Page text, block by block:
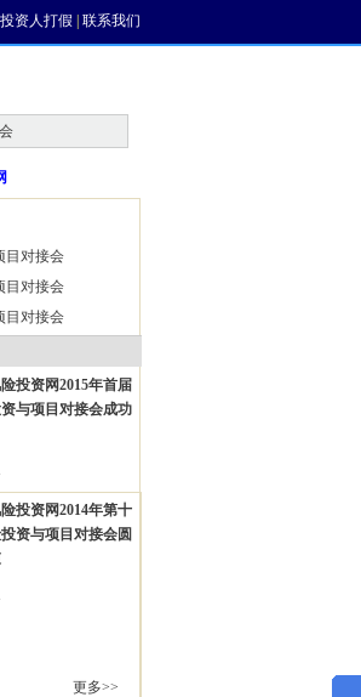
投资人打假 联系我们
目对接会
目对接会
目对接会
投资网2015年首届
与项目对接会成功
投资网2014年第十
资与项目对接会圆
更多>>